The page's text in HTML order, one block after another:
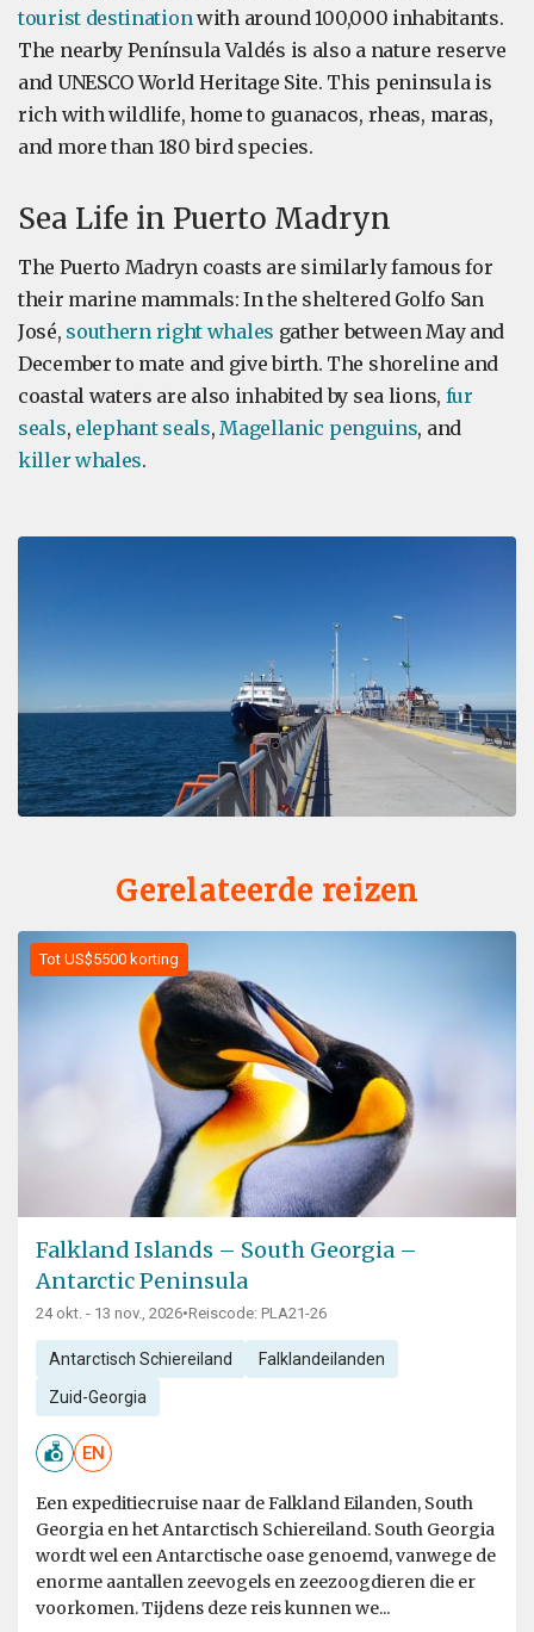
tourist destinationwith around 100,000 inhabitants.
The nearby Península Valdés is also a nature reserve
and UNESCO World Heritage Site. This peninsula is
rich with wildlife, home to guanacos, rheas, maras,
and more than 180 bird species.
Sea Life in Puerto Madryn
The Puerto Madryn coasts are similarly famous for
their marine mammals: In the sheltered Golfo San
José, southern right whales gather between May and
December to mate and give birth. The shoreline and
coastal waters are also inhabited by sea lions, fur
seals, elephant seals,Magellanic penguins, and
killer whales.
Gerelateerde reizen
Tot US$5500 korting
Falkland Islands – South Georgia –
Antarctic Peninsula
24 okt. - 13 nov., 2026•Reiscode: PLA21-26
Antarctisch Schiereiland Falklandeilanden
Zuid-Georgia
EN
Een expeditiecruise naar de Falkland Eilanden, South
Georgia en het Antarctisch Schiereiland. South Georgia
wordt wel een Antarctische oase genoemd, vanwege de
enorme aantallen zeevogels en zeezoogdieren die er
voorkomen. Tijdens deze reis kunnen we...